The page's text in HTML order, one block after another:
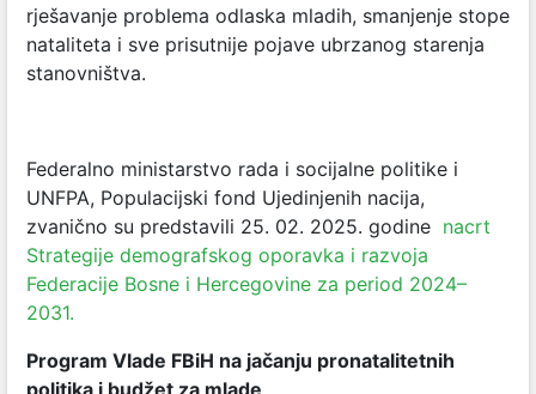
rješavanje problema odlaska mladih, smanjenje stope
nataliteta i sve prisutnije pojave ubrzanog starenja
stanovništva.
Federalno ministarstvo rada i socijalne politike i
UNFPA, Populacijski fond Ujedinjenih nacija,
zvanično su predstavili 25. 02. 2025. godine nacrt
Strategije demografskog oporavka i razvoja
Federacije Bosne i Hercegovine za period 2024–
2031.
Program Vlade FBiH na jačanju pronatalitetnih
politika i budžet za mlade